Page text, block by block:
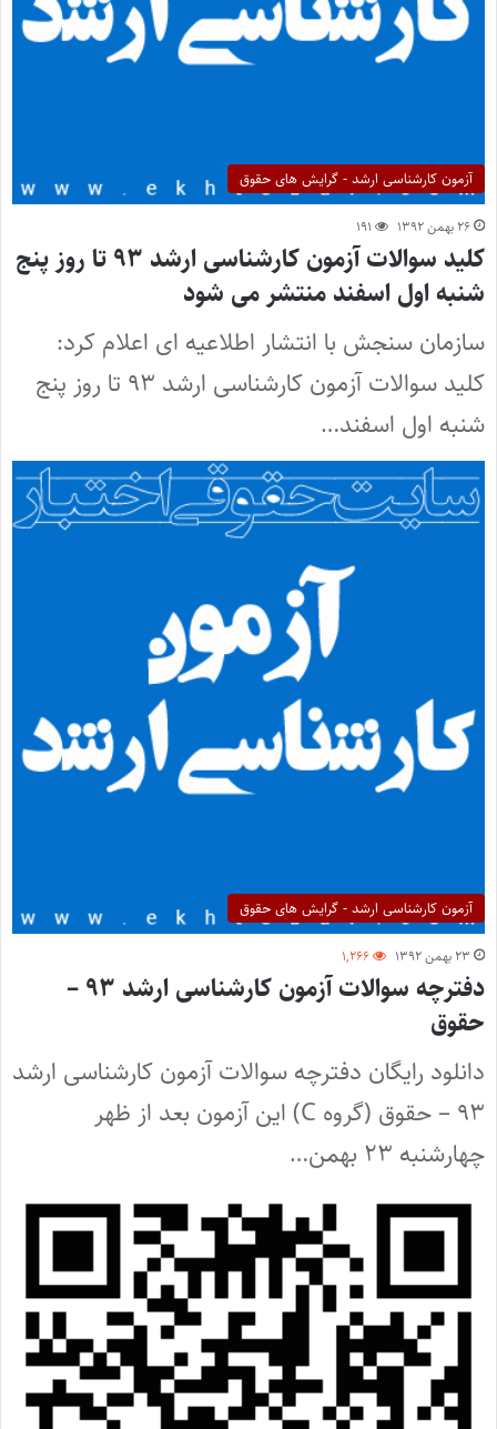
آزمون کارشناسی ارشد - گرایش های حقوق
۲۶ بهمن ۱۳۹۲ ۱۹۱
کلید سوالات آزمون کارشناسی ارشد ۹۳ تا روز پنج
شنبه اول اسفند منتشر می شود
سازمان سنجش با انتشار اطلاعیه ای اعلام کرد:
کلید سوالات آزمون کارشناسی ارشد ۹۳ تا روز پنج
شنبه اول اسفند…
آزمون کارشناسی ارشد - گرایش های حقوق
۲۳ بهمن ۱۳۹۲ ۱,۲۶۶
دفترچه سوالات آزمون کارشناسی ارشد ۹۳ –
حقوق
دانلود رایگان دفترچه سوالات آزمون کارشناسی ارشد
۹۳ – حقوق (گروه C) این آزمون بعد از ظهر
چهارشنبه ۲۳ بهمن…